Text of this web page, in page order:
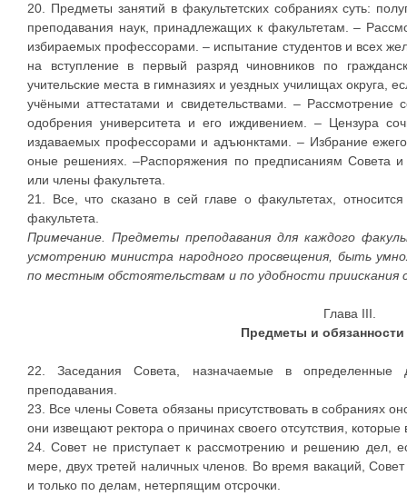
20. Предметы занятий в факультетских собраниях суть:
преподавания наук, принадлежащих к факультетам. –
избираемых профессорами. – испытание студентов и всех
на вступление в первый разряд чиновников по
учительские места в гимназиях и уездных училищах округа,
учёными аттестатами и свидетельствами. – Рассмотрение
одобрения университета и его иждивением. – Цензура
издаваемых профессорами и адъюнктами. – Избрание
оные решениях. –Распоряжения по предписаниям Совета
или члены факультета.
21. Все, что сказано в сей главе о факультетах,
факультета.
Примечание. Предметы преподавания для каждого
усмотрению министра народного просвещения, быть
по местным обстоятельствам и по удобности приискания
Глава III.
Предметы и
22. Заседания Совета, назначаемые в
преподавания.
23. Все члены Совета обязаны присутствовать в собраниях
они извещают ректора о причинах своего отсутствия,
24. Совет не приступает к рассмотрению и решению дел,
мере, двух третей наличных членов. Во время вакаций,
и только по делам, нетерпящим отсрочки.